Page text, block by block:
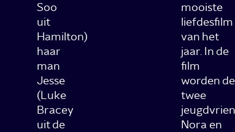
Soo
uit
Hamilton)
haar
man
Jesse
(Luke
Bracey
uit de
mooiste
liefdesfilm
van het
jaar. In de
film
worden de
twee
Nora en